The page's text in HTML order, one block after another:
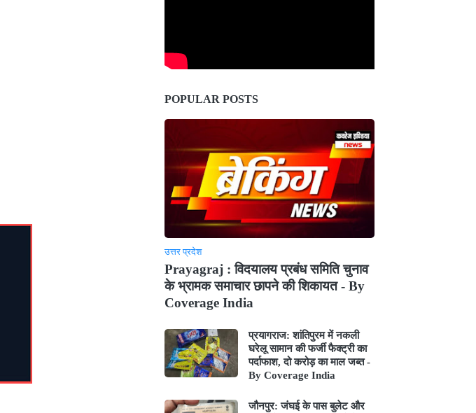
POPULAR POSTS
उत्तर प्रदेश
Prayagraj : विदयालय प्रबंध समिति चुनाव
के भ्रामक समाचार छापने की शिकायत - By
Coverage India
प्रयागराज: शांतिपुरम में नकली
घरेलू सामान की फर्जी फैक्ट्री का
पर्दाफाश, दो करोड़ का माल जब्त -
By Coverage India
जौनपुर: जंघई के पास बुलेट और